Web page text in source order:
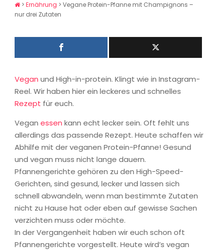
> Ernährung > Vegane Protein-Pfanne mit Champignons –
nur drei Zutaten
Vegan und High-in-protein. Klingt wie in Instagram-
Reel. Wir haben hier ein leckeres und schnelles
Rezept für euch.
Vegan essen kann echt lecker sein. Oft fehlt uns
allerdings das passende Rezept. Heute schaffen wir
Abhilfe mit der veganen Protein-Pfanne! Gesund
und vegan muss nicht lange dauern.
Pfannengerichte gehören zu den High-Speed-
Gerichten, sind gesund, lecker und lassen sich
schnell abwandeln, wenn man bestimmte Zutaten
nicht zu Hause hat oder eben auf gewisse Sachen
verzichten muss oder möchte.
In der Vergangenheit haben wir euch schon oft
Pfannengerichte vorgestellt. Heute wird’s vegan